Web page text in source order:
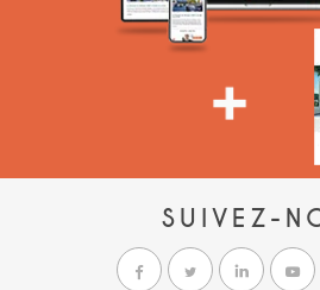
SUIVEZ-